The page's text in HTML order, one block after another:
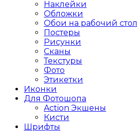
Наклейки
Обложки
Обои на рабочий стол
Постеры
Рисунки
Сканы
Текстуры
Фото
Этикетки
Иконки
Для Фотошопа
Action Экшены
Кисти
Шрифты